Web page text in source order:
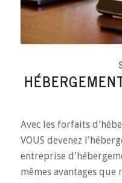
Avec les forfaits
VOUS devenez
entreprise
mêmes avantages